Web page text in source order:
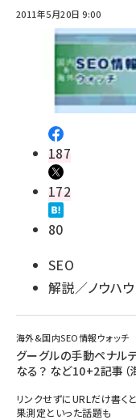
2011年5月20日 9:00
187
172
80
SEO
解説／ノウハウ
海外&国内SEO情報ウォッチ
グーグルの手動ペナル
なる？ など10+2記事（
リンクせずにURLだけ書く
果測定といった話題も